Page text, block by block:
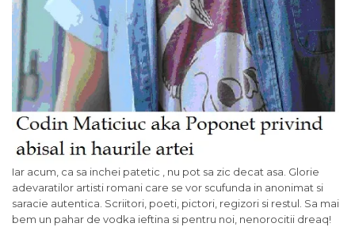
Iar acum, ca sa inchei patetic , nu pot sa zic decat asa. Glorie
adevaratilor artisti romani care se vor scufunda in anonimat si
saracie autentica. Scriitori, poeti, pictori, regizori si restul. Sa mai
bem un pahar de vodka ieftina si pentru noi, nenorocitii dreaq!